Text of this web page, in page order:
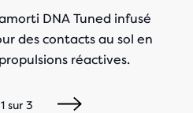
DNA Tuned infusé
des contacts au sol en
réactives.
1sur 3